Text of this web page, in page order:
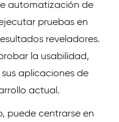
automatización de
pruebas en
reveladores.
la usabilidad,
aplicaciones de
actual.
puede centrarse en